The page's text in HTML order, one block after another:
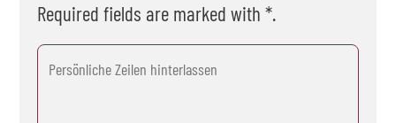
Required fields are marked with *.